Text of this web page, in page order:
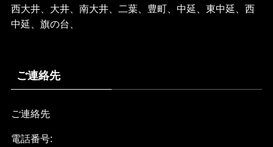
西大井、大井、南大井、二葉、豊町、中延、東中延、西
中延、旗の台、
ご連絡先
ご連絡先
電話番号: